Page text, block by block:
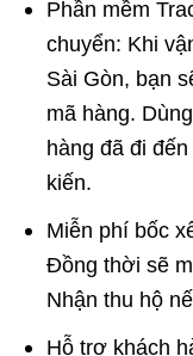
Phần mềm
chuyển: Khi
Sài Gòn, bạn
mã hàng.
hàng đã đi
kiến.
Miễn phí bốc
Đồng thời sẽ
Nhận thu hộ
Hỗ trợ khách